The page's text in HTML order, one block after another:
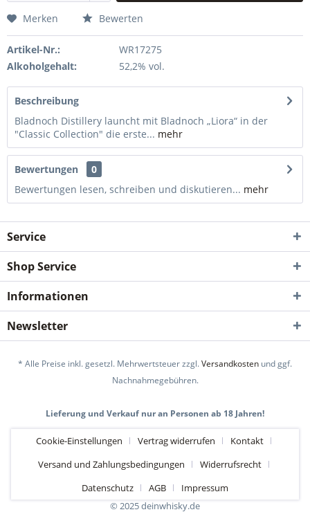
Merken Bewerten
Artikel-Nr.:
WR17275
Alkoholgehalt:
52,2% vol.
Beschreibung
Bladnoch Distillery launcht mit Bladnoch „Liora“ in der
"Classic Collection" die erste... mehr
Bewertungen
0
Bewertungen lesen, schreiben und diskutieren... mehr
Service
Shop Service
Informationen
Newsletter
* Alle Preise inkl. gesetzl. Mehrwertsteuer zzgl.Versandkosten und ggf.
Nachnahmegebühren.
Lieferung und Verkauf nur an Personen ab 18 Jahren!
Cookie-Einstellungen Vertrag widerrufen
Kontakt
Versand und Zahlungsbedingungen
Widerrufsrecht
Datenschutz
AGB
Impressum
© 2025 deinwhisky.de